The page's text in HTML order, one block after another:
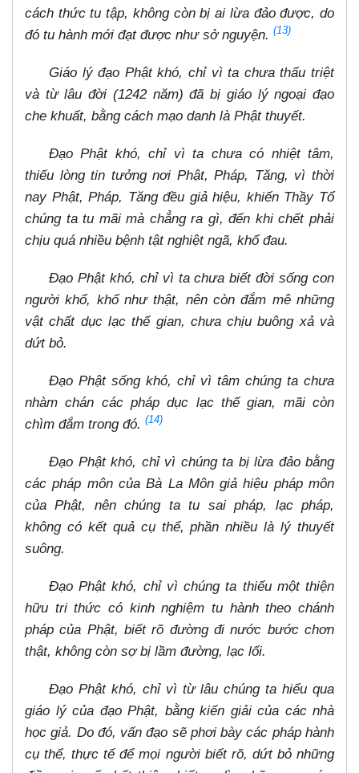
cách thức tu tập, không còn bị ai lừa đảo được, do
đó tu hành mới đạt được như sở nguyện. (13)
Giáo lý đạo Phật khó, chỉ vì ta chưa thấu triệt
và từ lâu đời (1242 năm) đã bị giáo lý ngoại đạo
che khuất, bằng cách mạo danh là Phật thuyết.
Đạo Phật khó, chỉ vì ta chưa có nhiệt tâm,
thiếu lòng tin tưởng nơi Phật, Pháp, Tăng, vì thời
nay Phật, Pháp, Tăng đều giả hiệu, khiến Thầy Tổ
chúng ta tu mãi mà chẳng ra gì, đến khi chết phải
chịu quá nhiều bệnh tật nghiệt ngã, khổ đau.
Đạo Phật khó, chỉ vì ta chưa biết đời sống con
người khổ, khổ như thật, nên còn đắm mê những
vật chất dục lạc thế gian, chưa chịu buông xả và
dứt bỏ.
Đạo Phật sống khó, chỉ vì tâm chúng ta chưa
nhàm chán các pháp dục lạc thế gian, mãi còn
chìm đắm trong đó. (14)
Đạo Phật khó, chỉ vì chúng ta bị lừa đảo bằng
các pháp môn của Bà La Môn giả hiệu pháp môn
của Phật, nên chúng ta tu sai pháp, lạc pháp,
không có kết quả cụ thể, phần nhiều là lý thuyết
suông.
Đạo Phật khó, chỉ vì chúng ta thiếu một thiện
hữu tri thức có kinh nghiệm tu hành theo chánh
pháp của Phật, biết rõ đường đi nước bước chơn
thật, không còn sợ bị lầm đường, lạc lối.
Đạo Phật khó, chỉ vì từ lâu chúng ta hiểu qua
giáo lý của đạo Phật, bằng kiến giải của các nhà
học giả. Do đó, vấn đạo sẽ phơi bày các pháp hành
cụ thể, thực tế để mọi người biết rõ, dứt bỏ những